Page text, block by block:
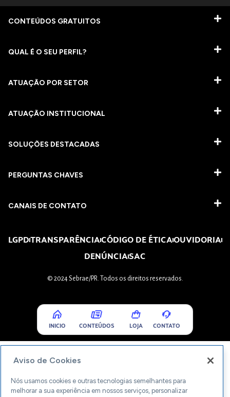
CONTEÚDOS GRATUITOS
QUAL É O SEU PERFIL?
ATUAÇÃO POR SETOR
ATUAÇÃO INSTITUCIONAL
SOLUÇÕES DESTACADAS
PERGUNTAS CHAVES​
CANAIS DE CONTATO
LGPDTRANSPARÊNCIACÓDIGO DE ÉTICAOUVIDORIA
DENÚNCIASAC
© 2024 Sebrae/PR. Todos os direitos reservados.
INICIO CONTEÚDOS LOJA CONTATO
Aviso de Cookies
Nós usamos cookies e outras tecnologias semelhantes para
melhorar a sua experiência em nossos serviços, personalizar